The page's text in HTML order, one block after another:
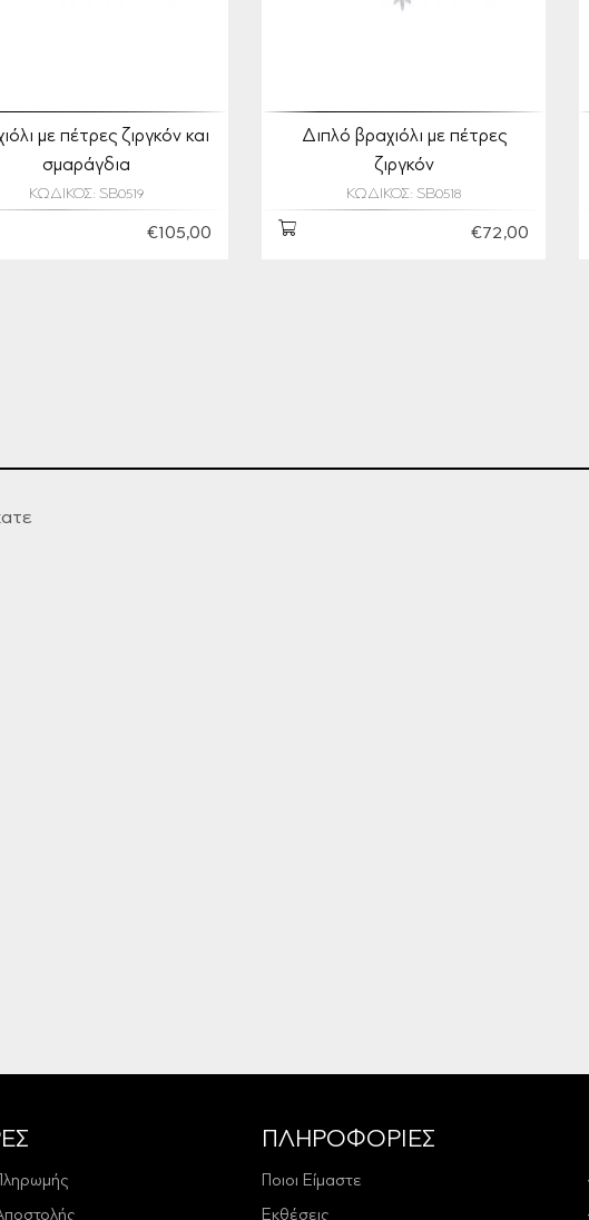
με πέτρες ζιργκόν και
σμαράγδια
ΚΩΔΙΚΟΣ: SB0519
€105,00
Διπλό βραχιόλι με πέτρες
ζιργκόν
ΚΩΔΙΚΟΣ: SB0518
€72,00
ΠΛΗΡΟΦΟΡΙΕΣ
Ποιοι Είμαστε
Εκθέσεις